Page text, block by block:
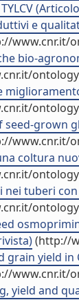
e
www.cnr.it/
bio-
seed-grown
www.cnr.it/
coltura
nei tuberi
(http://
grain yield
www.cnr.it/
yield and